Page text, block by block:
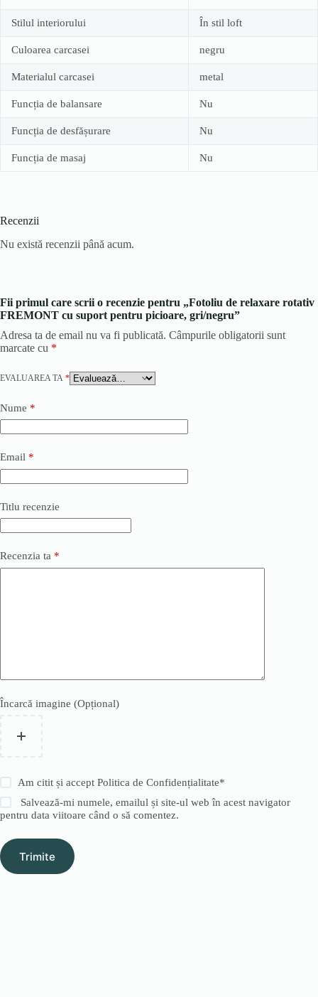
Stilul interiorului În stil loft
Culoarea carcasei negru
Materialul carcasei metal
Funcția de balansare Nu
Funcția de desfășurare Nu
Funcția de masaj Nu
Recenzii
Nu există recenzii până acum.
Fii primul care scrii o recenzie pentru „Fotoliu de relaxare rotativ
FREMONT cu suport pentru picioare, gri/negru”
Adresa ta de email nu va fi publicată. Câmpurile obligatorii sunt
marcate cu *
EVALUAREA TA *
Nume *
Email *
Titlu recenzie
Recenzia ta *
Încarcă imagine (Opțional)
Am citit și acceptPolitica de Confidențialitate*
Salvează-mi numele, emailul și site-ul web în acest navigator
pentru data viitoare când o să comentez.
Trimite